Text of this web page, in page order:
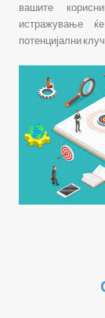
вашите
истражување
потенцијални